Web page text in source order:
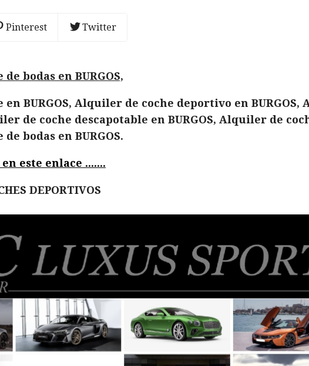
Pinterest Twitter
bodas en BURGOS,
BURGOS, Alquiler de coche deportivo en
de coche descapotable en BURGOS, Alquiler de
bodas en BURGOS.
este enlace .......
DEPORTIVOS